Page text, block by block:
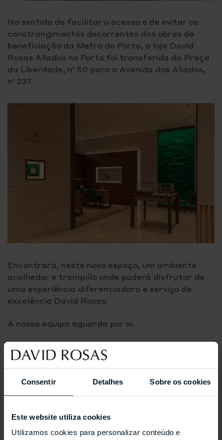
Consentir Detalhes Sobre os cookies
Este website utiliza cookies
Utilizamos cookies para personalizar conteúdo e
No sentido de facilitar o acesso e de evitar os
constrangimentos decorrentes das obras de
beneficiação da Metro do Porto, a loja David
Rosas Aliados no Porto foi transferida da Praça
da Liberdade, nº 50 para a Avenida dos Aliados,
nº 237.
Encontrará, neste novo espaço, um ambiente
acolhedor e tranquilo onde poderá disfrutar de
uma experiência diferenciadora e serviço de
excelência David Rosas.
A nossa equipa aguarda por si.